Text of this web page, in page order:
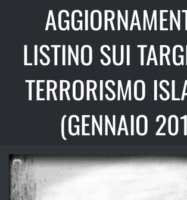
LISTINO SUI
TERRORISMO
(GENNAIO
Ingrandisci
immagine